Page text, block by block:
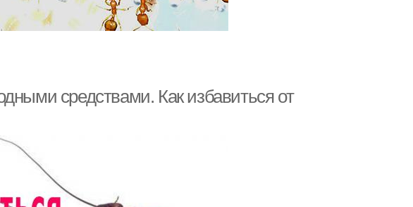
средствами. Как избавиться от